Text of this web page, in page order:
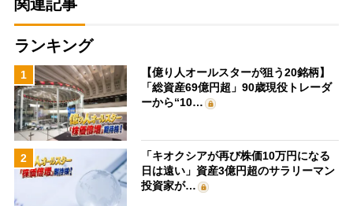
関連記事
ランキング
1
【億り人オールスターが狙う20銘柄】
「総資産69億円超」90歳現役トレーダ
ーから“10…
2
「キオクシアが再び株価10万円になる
日は遠い」資産3億円超のサラリーマン
投資家が…